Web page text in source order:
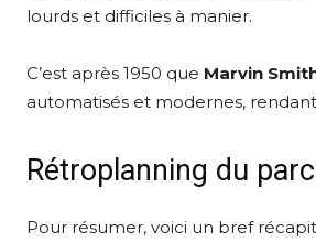
lourds et difficiles à manier.
C’est après 1950 que Marvin
automatisés et modernes,
Rétroplanning du
Pour résumer, voici un bref